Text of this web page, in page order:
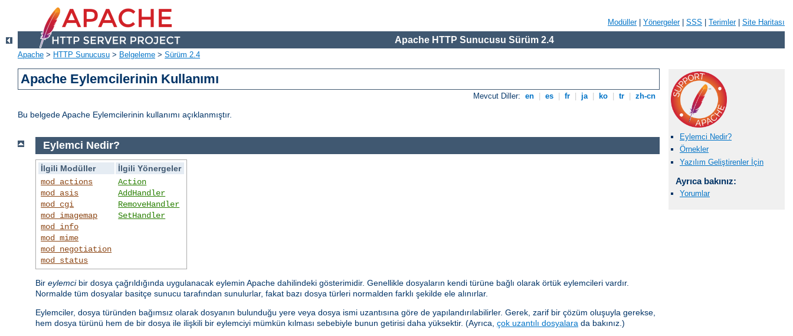
Modüller| Yönergeler| SSS Terimler| Site Haritası
Apache HTTP Sunucusu Sürüm 2.4
Apache > HTTP Sunucusu > Belgeleme > Sürüm 2.4
Apache Eylemcilerinin Kullanımı
Mevcut Diller: en es fr ja ko tr zh-cn
Bu belgede Apache Eylemcilerinin kullanımı açıklanmıştır.
Eylemci Nedir?
Örnekler
Yazılım Geliştirenler İçin
Ayrıca bakınız:
Yorumlar
Eylemci Nedir?
İlgili Modüller
İlgili Yönergeler
mod_actions
mod_asis
mod_cgi
mod_imagemap
mod_info
mod_mime
mod_negotiation
mod_status
Action
AddHandler
RemoveHandler
SetHandler
Bir eylemcibir dosya çağrıldığında uygulanacak eylemin Apache dahilindeki gösterimidir. Genellikle dosyaların kendi türüne bağlı olarak örtük eylemcileri vardır.
Normalde tüm dosyalar basitçe sunucu tarafından sunulurlar, fakat bazı dosya türleri normalden farklı şekilde ele alınırlar.
Eylemciler, dosya türünden bağımsız olarak dosyanın bulunduğu yere veya dosya ismi uzantısına göre de yapılandırılabilirler. Gerek, zarif bir çözüm oluşuyla gerekse,
hem dosya türünü hem de bir dosya ile ilişkili bir eylemciyi mümkün kılması sebebiyle bunun getirisi daha yüksektir. (Ayrıca, çok uzantılı dosyalara da bakınız.)